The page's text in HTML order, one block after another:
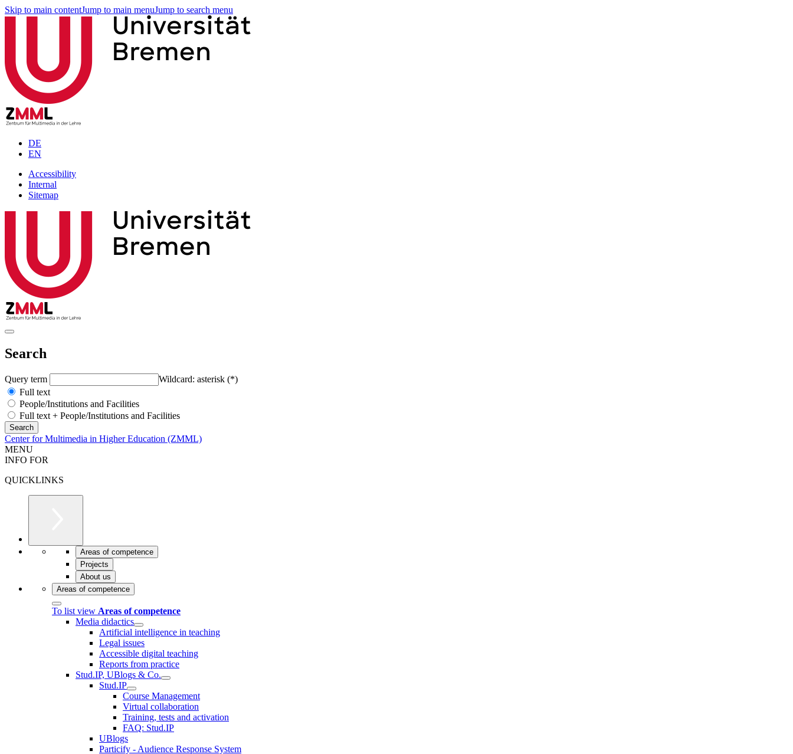
Skip to main contentJump to main menuJump to search menu
DE
EN
Accessibility
Internal
Sitemap
Search
Query term
Wildcard: asterisk (*)
Full text
People/Institutions and Facilities
Full text + People/Institutions and Facilities
Center for Multimedia in Higher Education (ZMML)
MENU
INFO FOR
QUICKLINKS
Areas of competence
Projects
About us
Areas of competence
To list view Areas of competence
Media didactics
Artificial intelligence in teaching
Legal issues
Accessible digital teaching
Reports from practice
Stud.IP, UBlogs & Co.
Stud.IP
Course Management
Virtual collaboration
Training, tests and activation
FAQ: Stud.IP
UBlogs
Particify - Audience Response System